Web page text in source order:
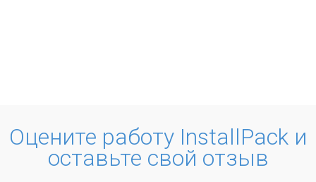
Оцените работу InstallPack и
оставьте свой отзыв